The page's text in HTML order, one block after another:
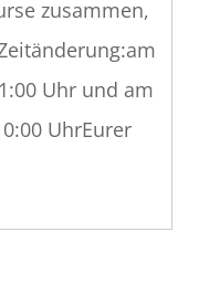
zusammen,
Uhr und am
UhrEurer